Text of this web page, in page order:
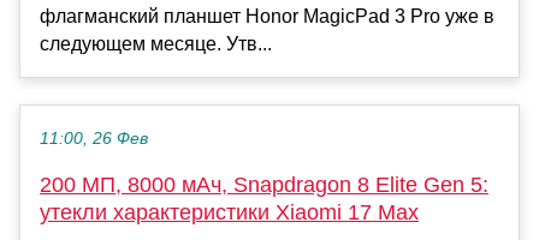
флагманский планшет Honor MagicPad 3 Pro уже в
следующем месяце. Утв...
11:00, 26 Фев
200 МП, 8000 мАч, Snapdragon 8 Elite Gen 5:
утекли характеристики Xiaomi 17 Max